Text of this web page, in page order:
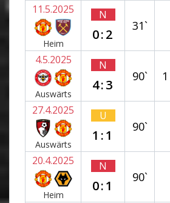
11.5.2025
Heim
N
0:2
31`
4.5.2025
Auswärts
N
4:3
90` 1
27.4.2025
Auswärts
U
1:1
90`
20.4.2025
Heim
N
0:1
90`